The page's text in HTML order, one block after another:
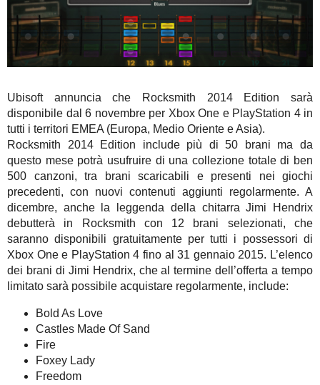
Ubisoft annuncia che Rocksmith 2014 Edition sarà
disponibile dal 6 novembre per Xbox One e PlayStation 4 in
tutti i territori EMEA (Europa, Medio Oriente e Asia).
Rocksmith 2014 Edition include più di 50 brani ma da
questo mese potrà usufruire di una collezione totale di ben
500 canzoni, tra brani scaricabili e presenti nei giochi
precedenti, con nuovi contenuti aggiunti regolarmente. A
dicembre, anche la leggenda della chitarra Jimi Hendrix
debutterà in Rocksmith con 12 brani selezionati, che
saranno disponibili gratuitamente per tutti i possessori di
Xbox One e PlayStation 4 fino al 31 gennaio 2015. L’elenco
dei brani di Jimi Hendrix, che al termine dell’offerta a tempo
limitato sarà possibile acquistare regolarmente, include:
Bold As Love
Castles Made Of Sand
Fire
Foxey Lady
Freedom